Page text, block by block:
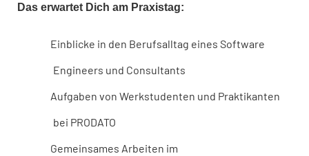
Das erwartet Dich am Praxistag:
Einblicke in den Berufsalltag eines Software
Engineers und Consultants
Aufgaben von Werkstudenten und Praktikanten
bei PRODATO
Gemeinsames Arbeiten im